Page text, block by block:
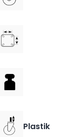
Plastik